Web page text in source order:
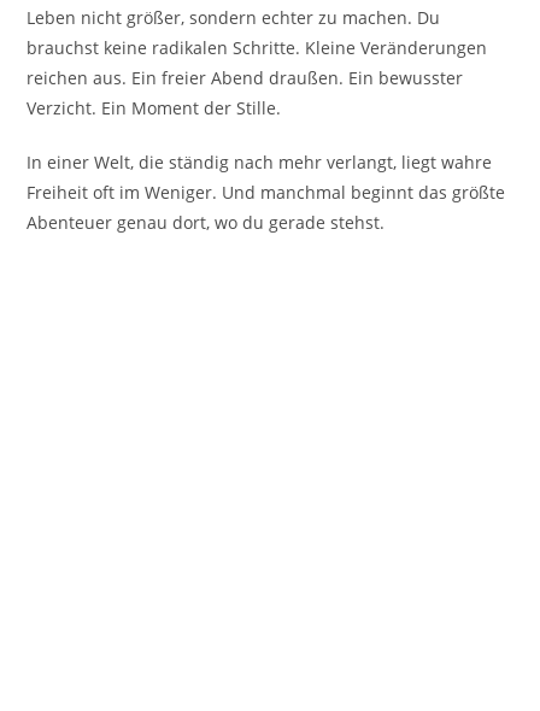
Leben nicht größer, sondern echter zu machen. Du
brauchst keine radikalen Schritte. Kleine Veränderungen
reichen aus. Ein freier Abend draußen. Ein bewusster
Verzicht. Ein Moment der Stille.
In einer Welt, die ständig nach mehr verlangt, liegt wahre
Freiheit oft im Weniger. Und manchmal beginnt das größte
Abenteuer genau dort, wo du gerade stehst.